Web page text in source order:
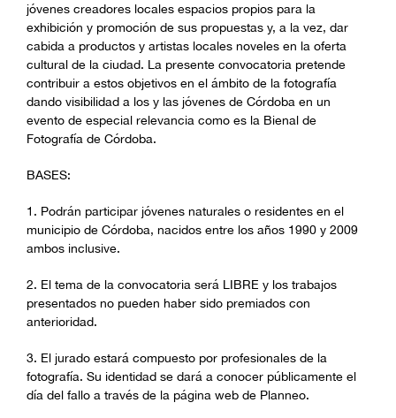
jóvenes creadores locales espacios propios para la
exhibición y promoción de sus propuestas y, a la vez, dar
cabida a productos y artistas locales noveles en la oferta
cultural de la ciudad. La presente convocatoria pretende
contribuir a estos objetivos en el ámbito de la fotografía
dando visibilidad a los y las jóvenes de Córdoba en un
evento de especial relevancia como es la Bienal de
Fotografía de Córdoba.
BASES:
1. Podrán participar jóvenes naturales o residentes en el
municipio de Córdoba, nacidos entre los años 1990 y 2009
ambos inclusive.
2. El tema de la convocatoria será LIBRE y los trabajos
presentados no pueden haber sido premiados con
anterioridad.
3. El jurado estará compuesto por profesionales de la
fotografía. Su identidad se dará a conocer públicamente el
día del fallo a través de la página web de Planneo.